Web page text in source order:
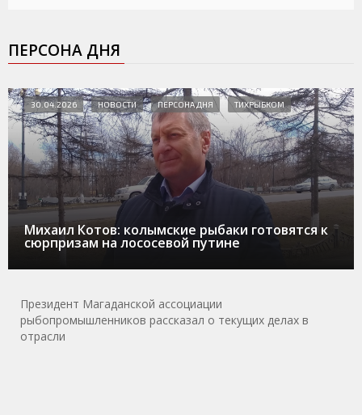
ПЕРСОНА ДНЯ
Михаил Котов: колымские рыбаки готовятся к
сюрпризам на лососевой путине
30.04.2026 НОВОСТИ ПЕРСОНА ДНЯ ТИХРЫБКОМ
Президент Магаданской ассоциации
рыбопромышленников рассказал о текущих делах в
отрасли